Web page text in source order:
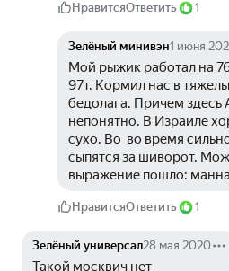
НравитсяОтветить 1
Зелёный минивэн1 июня
Мой рыжик работал на
97т. Кормил нас в
бедолага. Причем здесь
непонятно. В Израиле
сухо. Во  во время
сыпятся за шиворот.
выражение пошло:
НравитсяОтветить 1
Зелёный универсал28 мая 2020
Такой москвич нет